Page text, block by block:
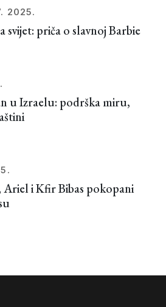
2025.
svijet: priča o slavnoj Barbie
u Izraelu: podrška miru,
Ariel i Kfir Bibas pokopani